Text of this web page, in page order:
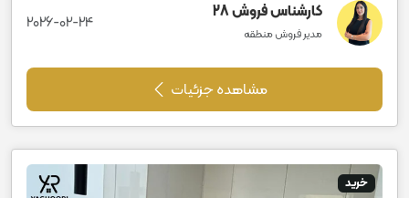
کارشناس فروش 28
مدیر فروش منطقه
2026-02-24
مشاهده جزئیات
خرید